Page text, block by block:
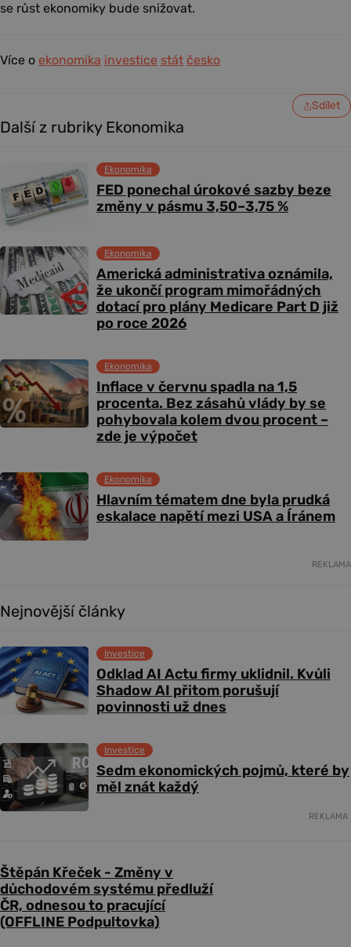
se růst ekonomiky bude snižovat.
Více o ekonomika investice stát česko
Sdílet
Další z rubriky Ekonomika
FED ponechal úrokové sazby beze
změny v pásmu 3,50–3,75 %
Ekonomika
Americká administrativa oznámila,
že ukončí program mimořádných
dotací pro plány Medicare Part D již
po roce 2026
Ekonomika
Inflace v červnu spadla na 1,5
procenta. Bez zásahů vlády by se
pohybovala kolem dvou procent –
zde je výpočet
Ekonomika
Hlavním tématem dne byla prudká
eskalace napětí mezi USA a Íránem
Ekonomika
REKLAMA
Nejnovější články
Odklad AI Actu firmy uklidnil. Kvůli
Shadow AI přitom porušují
povinnosti už dnes
Investice
Sedm ekonomických pojmů, které by
měl znát každý
Investice
REKLAMA
Štěpán Křeček - Změny v
důchodovém systému předluží
ČR, odnesou to pracující
(OFFLINE Podpultovka)